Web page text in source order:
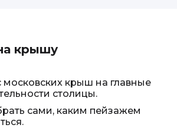
крышу
крыш на главные
столицы.
сами, каким пейзажем